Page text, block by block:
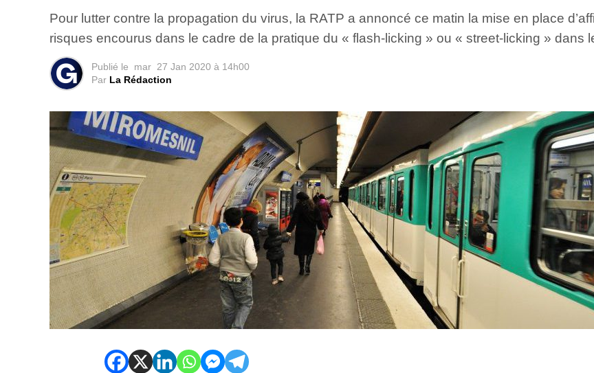
Pour lutter contre la propagation du virus, la RATP a annoncé ce matin la mise en place
risques encourus dans le cadre de la pratique du « flash-licking » ou « street-licking » dans
Publié le mar 27 Jan 2020 à 14h00
Par La Rédaction